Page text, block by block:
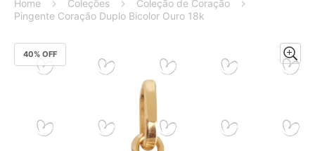
Home Coleções
Coleção de Coração
Pingente Coração Duplo Bicolor Ouro 18k
40% OFF
Pular
para
o
imagens